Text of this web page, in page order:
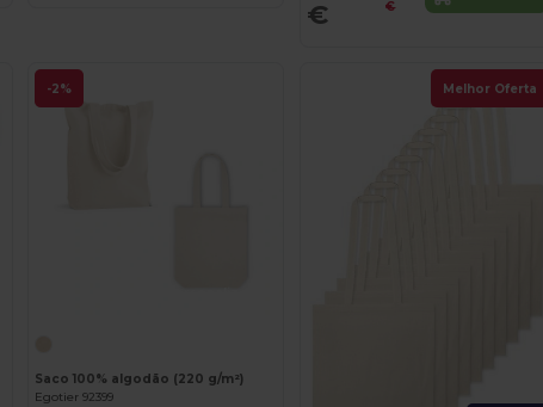
€
€
-2%
Saco 100% algodão (220 g/m²)
Egotier 92399
Melhor Oferta